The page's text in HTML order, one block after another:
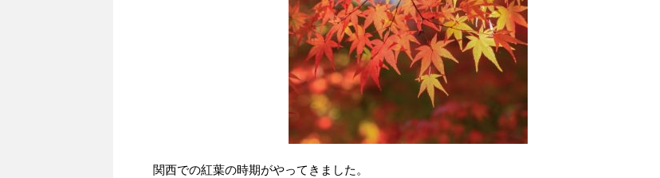
関西での紅葉の時期がやってきました。